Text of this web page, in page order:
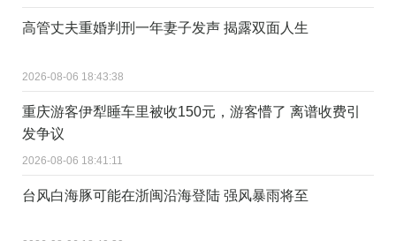
高管丈夫重婚判刑一年妻子发声 揭露双面人生
2026-08-06 18:43:38
重庆游客伊犁睡车里被收150元，游客懵了 离谱收费引
发争议
2026-08-06 18:41:11
台风白海豚可能在浙闽沿海登陆 强风暴雨将至